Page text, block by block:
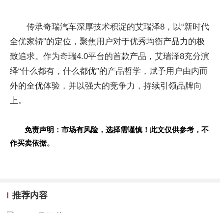
传承奇瑞汽车深厚技术积淀的艾瑞泽8，以“新时代
全优家轿”的定位，聚焦用户对于优秀均衡产品力的极
致追求。作为奇瑞4.0平台的首款产品，艾瑞泽8充分演
绎“什么都有，什么都优”的产品哲学，赋予用户由内而
外的全优体验，并以强大的竞争力，持续引领品牌向
上。
免责声明：市场有风险，选择需谨慎！此文仅供参考，不
作买卖依据。
推荐内容